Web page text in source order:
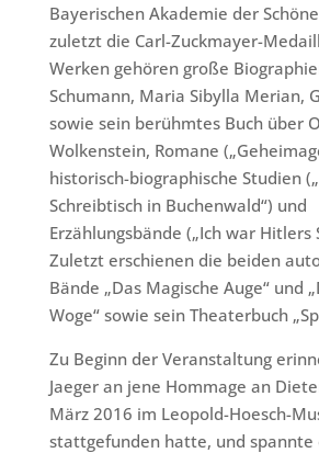
Bayerischen Akademie der
zuletzt die Carl-Zuckmayer-
Werken gehören große
Schumann, Maria Sibylla Merian,
sowie sein berühmtes Buch über
Wolkenstein, Romane
historisch-biographische Studien
Schreibtisch in Buchenwald“) und
Erzählungsbände („Ich war Hitlers
Zuletzt erschienen die beiden
Bände „Das Magische Auge“ und
Woge“ sowie sein Theaterbuch
Zu Beginn der Veranstaltung
Jaeger an jene Hommage an
März 2016 im Leopold-Hoesch-
stattgefunden hatte, und spannte